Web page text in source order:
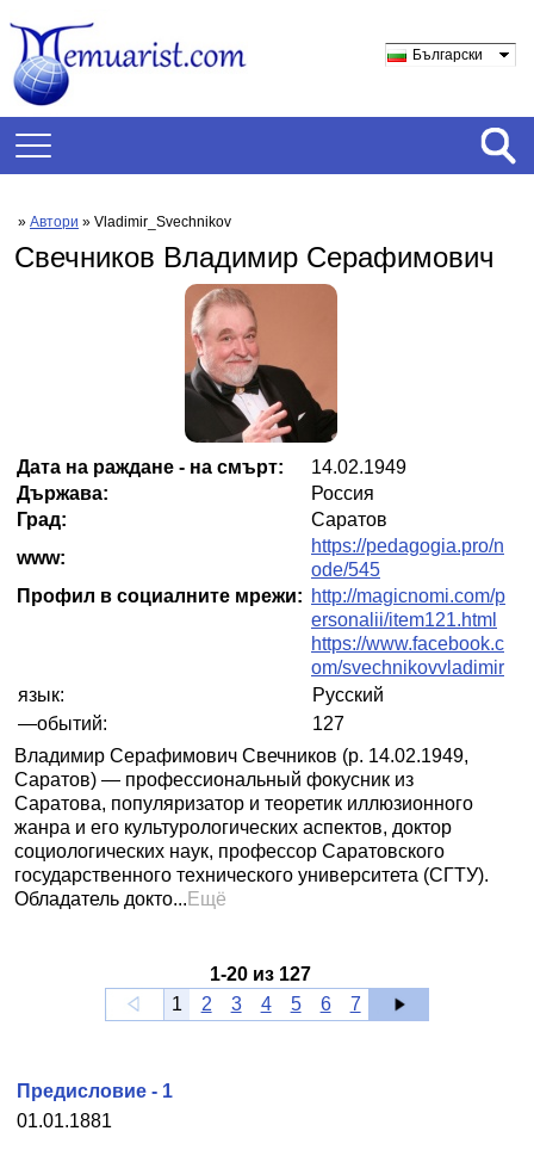
Български
» Автори » Vladimir_Svechnikov
Свечников Владимир Серафимович
Дата на раждане - на смърт:
14.02.1949
Държава:
Россия
Град:
Саратов
www:
https://pedagogia.pro/n
ode/545
Профил в социалните мрежи: http://magicnomi.com/p
ersonalii/item121.html
https://www.facebook.c
om/svechnikovvladimir
язык:
Русский
—обытий:
127
Владимир Серафимович Свечников (р. 14.02.1949,
Саратов) — профессиональный фокусник из
Саратова, популяризатор и теоретик иллюзионного
жанра и его культурологических аспектов, доктор
социологических наук, профессор Саратовского
государственного технического университета (СГТУ).
Обладатель докто... Ещё
1-20 из 127
1
2 3 4 5 6 7
01.01.1881
Предисловие - 1